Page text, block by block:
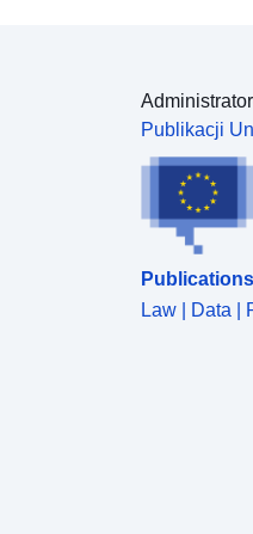
Publikacji
Law | Data |